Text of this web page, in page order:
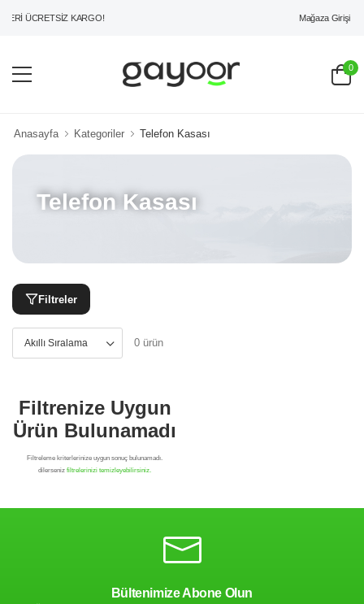
ÜCRETSİZ KARGO! Mağaza Girişi
0
Anasayfa Kategoriler Telefon Kasası
Telefon Kasası
Filtreler
0 ürün
Bültenimize Abone Olun